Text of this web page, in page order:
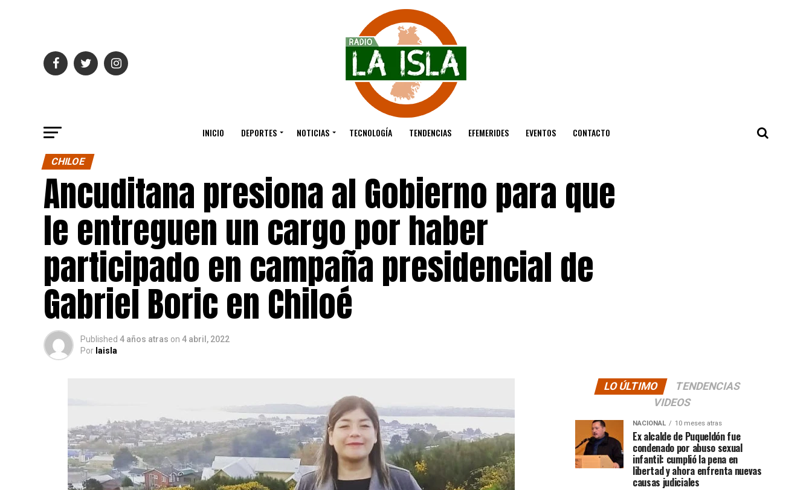
INICIO DEPORTES NOTICIAS TECNOLOGÍA TENDENCIAS EFEMERIDES EVENTOS CONTACTO
CHILOE
Ancuditana presiona al Gobierno para que
le entreguen un cargo por haber
participado en campaña presidencial de
Gabriel Boric en Chiloé
Published 4 años atras on 4 abril, 2022
Por laisla
LO ÚLTIMO
TENDENCIAS
VIDEOS
NACIONAL 10 meses atras
Ex alcalde de Puqueldón fue
condenado por abuso sexual
infantil: cumplió la pena en
libertad y ahora enfrenta nuevas
causas judiciales